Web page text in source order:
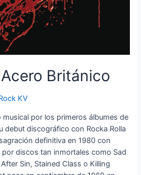
Británico
KV
por los primeros álbumes de
debut discográfico con Rocka Rolla
definitiva en 1980 con
por discos tan inmortales como Sad
Sin, Stained Class o Killing